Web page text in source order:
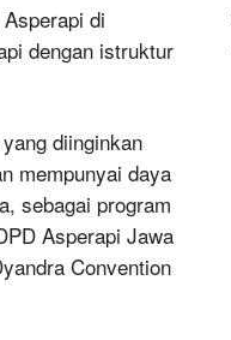
di
dengan istruktur
diinginkan
mempunyai daya
sebagai program
Asperapi Jawa
Convention